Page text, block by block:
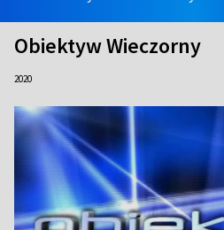
Obiektyw Wieczorny
2020